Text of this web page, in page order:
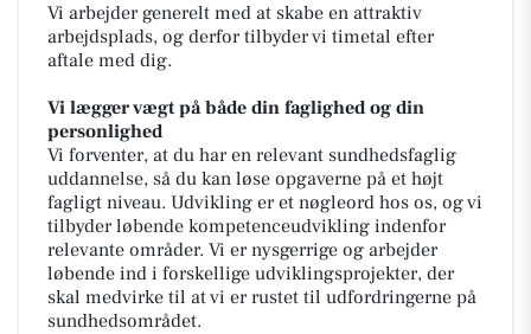
Vi arbejder generelt med at skabe en attraktiv
arbejdsplads, og derfor tilbyder vi timetal efter
aftale med dig.
Vi lægger vægt på både din faglighed og din
personlighed
Vi forventer, at du har en relevant sundhedsfaglig
uddannelse, så du kan løse opgaverne på et højt
fagligt niveau. Udvikling er et nøgleord hos os, og vi
tilbyder løbende kompetenceudvikling indenfor
relevante områder. Vi er nysgerrige og arbejder
løbende ind i forskellige udviklingsprojekter, der
skal medvirke til at vi er rustet til udfordringerne på
sundhedsområdet.